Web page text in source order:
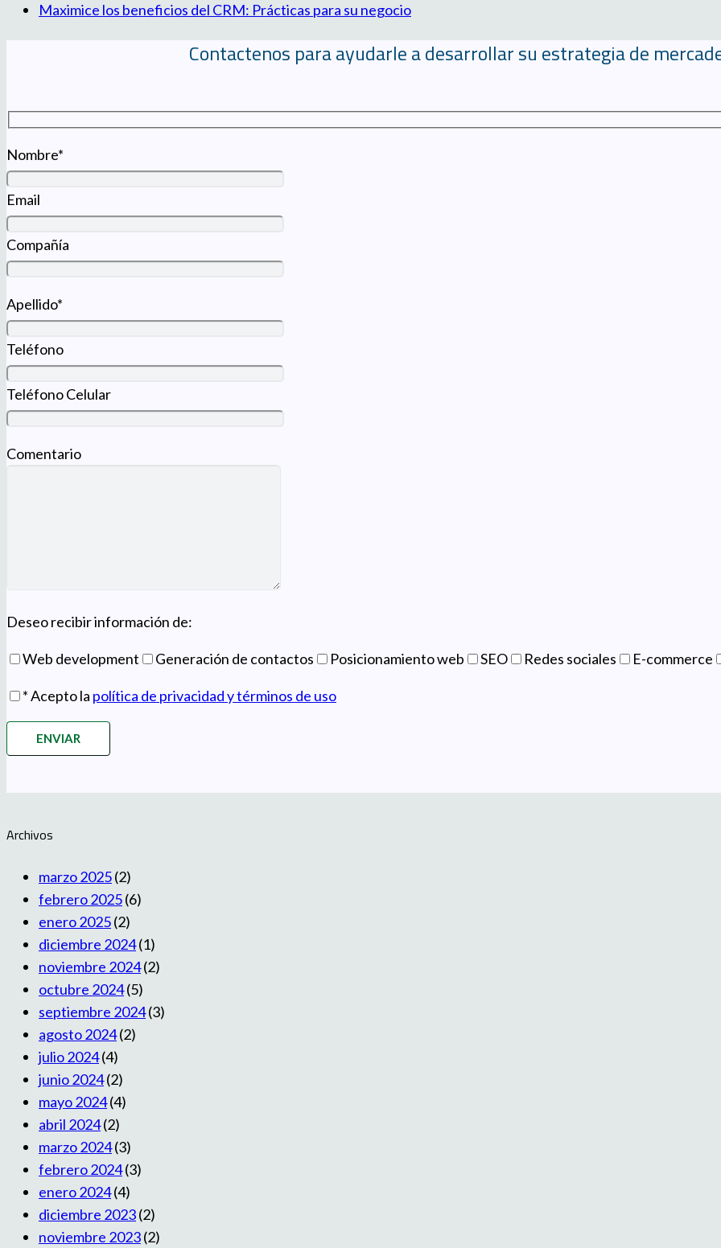
Maximice los beneficios del CRM: Prácticas para su negocio
Contactenos para ayudarle a desarrollar su estrategia de
Nombre*
Email
Compañía
Apellido*
Teléfono
Teléfono Celular
Comentario
Deseo recibir información de:
Web development Generación de contactos Posicionamiento web SEO Redes sociales E-commerce
* Acepto la política de privacidad y términos de uso
Archivos
marzo 2025(2)
febrero 2025(6)
enero 2025(2)
diciembre 2024(1)
noviembre 2024(2)
octubre 2024(5)
septiembre 2024(3)
agosto 2024(2)
julio 2024(4)
junio 2024(2)
mayo 2024(4)
abril 2024(2)
marzo 2024(3)
febrero 2024(3)
enero 2024(4)
diciembre 2023(2)
noviembre 2023(2)